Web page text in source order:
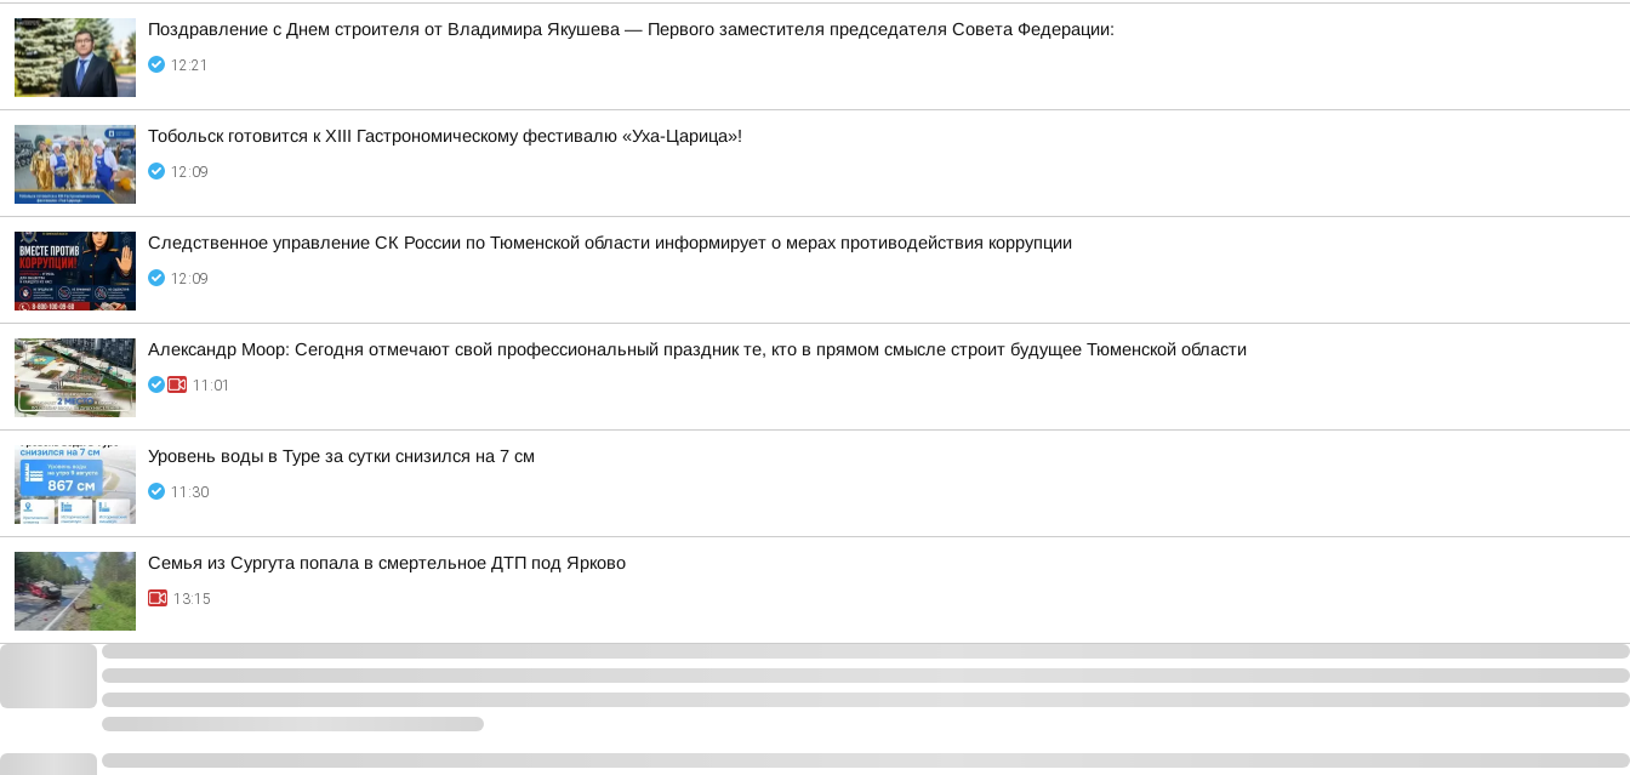
Поздравление с Днем строителя от Владимира Якушева — Первого заместителя председателя Совета Федерации:
12:21
Тобольск готовится к XIII Гастрономическому фестивалю «Уха-Царица»!
12:09
Следственное управление СК России по Тюменской области информирует о мерах противодействия коррупции
12:09
Александр Моор: Сегодня отмечают свой профессиональный праздник те, кто в прямом смысле строит будущее Тюменской области
11:01
Уровень воды в Туре за сутки снизился на 7 см
11:30
Семья из Сургута попала в смертельное ДТП под Ярково
13:15